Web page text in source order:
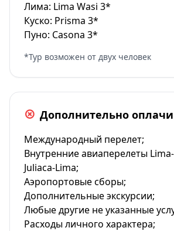
Лима: Lima Wasi 3*
Куско: Prisma 3*
Пуно: Casona 3*
*Тур возможен от двух человек
Дополнительно
Международный перелет;
Внутренние авиаперелеты
Juliaca-Lima;
Аэропортовые сборы;
Дополнительные экскурсии;
Любые другие не указанные
Расходы личного характера;